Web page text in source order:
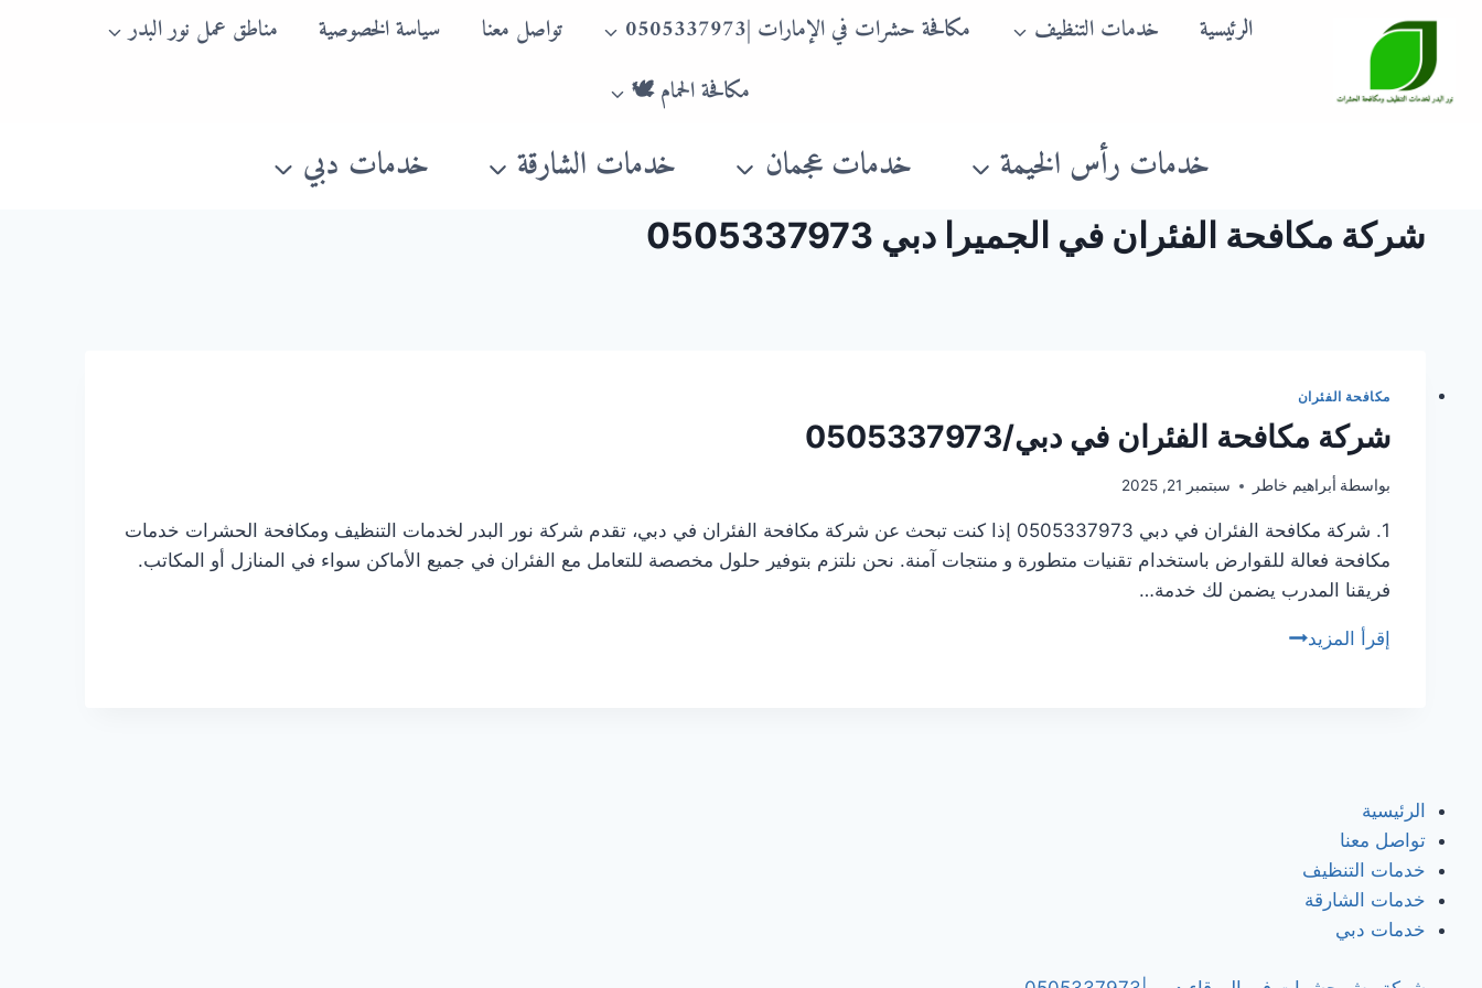
المحتوى
الرئيسية خدمات التنظيف مكافحة حشرات في الإمارات |0505337973 تواصل معنا سياسة الخصوصية
مناطق عمل نور البدر
مكافحة الحمام 🕊
خدمات رأس الخيمة خدمات عجمان خدمات الشارقة خدمات دبي
شركة مكافحة الفئران في الجميرا دبي 0505337973
مكافحة الفئران
شركة مكافحة الفئران في دبي/0505337973
بواسطة أبراهيم خاطر سبتمبر 21, 2025
1. شركة مكافحة الفئران في دبي 0505337973 إذا كنت تبحث عن شركة مكافحة الفئران في دبي، تقدم شركة نور البدر لخدمات التنظيف ومكافحة الحشرات خدمات
مكافحة فعالة للقوارض باستخدام تقنيات متطورة و منتجات آمنة. نحن نلتزم بتوفير حلول مخصصة للتعامل مع الفئران في جميع الأماكن سواء في المنازل أو المكاتب.
فريقنا المدرب يضمن لك خدمة…
إقرأ المزيدشركة
الرئيسية
تواصل معنا
خدمات التنظيف
خدمات الشارقة
خدمات دبي